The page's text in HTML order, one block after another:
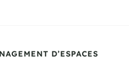
D’ESPACES